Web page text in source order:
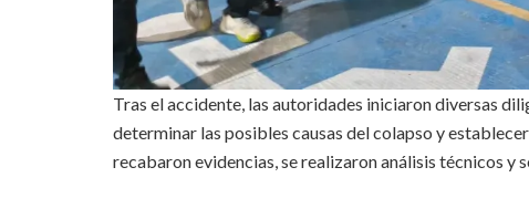
Tras el accidente, las autoridades iniciaron diversas
determinar las posibles causas del colapso y
recabaron evidencias, se realizaron análisis técnicos